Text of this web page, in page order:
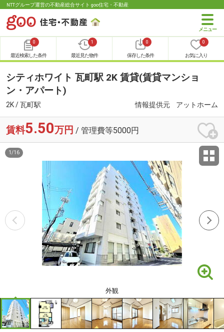
NTTグループ運営の不動産総合サイト goo住宅・不動産
0
最近検索した条件
1
最近見た物件
0
保存した条件
0
お気に入り
シティホワイト 瓦町駅 2K 賃貸(賃貸マンショ
ン・アパート)
2K / 瓦町駅 情報提供元 アットホーム
賃料5.50万円 / 管理費等5000円
外観
1 /16